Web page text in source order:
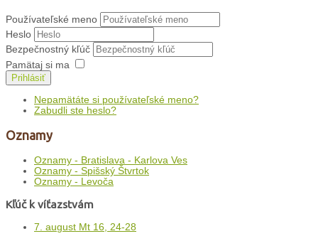
Používateľské meno
Heslo
Bezpečnostný kľúč
Pamätaj si ma
Prihlásiť
Nepamätáte si používateľské meno?
Zabudli ste heslo?
Oznamy
Oznamy - Bratislava - Karlova Ves
Oznamy - Spišský Štvrtok
Oznamy - Levoča
Kľúč k víťazstvám
7. august Mt 16, 24-28